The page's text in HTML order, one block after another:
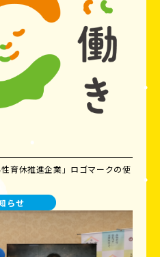
育休推進企業」ロゴマークの使
らせ